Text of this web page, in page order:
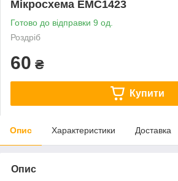
Мікросхема EMC1423
Готово до відправки 9 од.
Роздріб
60 ₴
Купити
Опис Характеристики Доставка
Опис